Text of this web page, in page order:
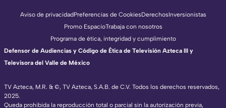
TV Azteca, M.R. & ©, TV Azteca, S.A.B. de C.V. Todos los derechos reservados,
2025.
Queda prohibida la reproducción total o parcial sin la autorización previa,
Aviso de privacidadPreferencias de CookiesDerechosInversionistas
Promo EspacioTrabaja con nosotros
Programa de ética, integridad y cumplimiento
Defensor de Audiencias y Código de Ética de Televisión Azteca III y
Televisora del Valle de México